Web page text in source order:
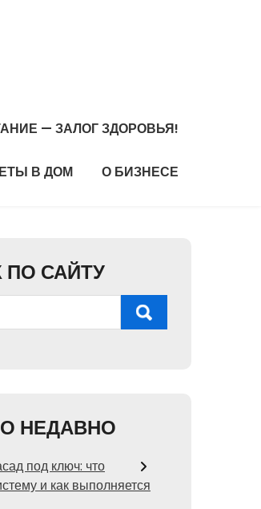
— ЗАЛОГ ЗДОРОВЬЯ!
В ДОМ О БИЗНЕСЕ
ПО САЙТУ
НЕДАВНО
под ключ: что
и как выполняется